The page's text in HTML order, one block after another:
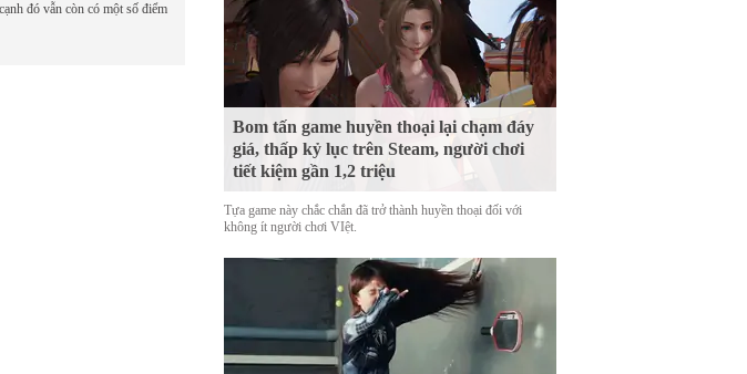
đó vẫn còn có một số điểm
Bom tấn game huyền thoại lại chạm đáy
giá, thấp kỷ lục trên Steam, người chơi
tiết kiệm gần 1,2 triệu
Tựa game này chắc chắn đã trở thành huyền thoại đối với
không ít người chơi VIệt.